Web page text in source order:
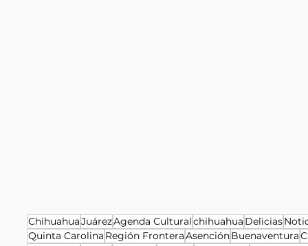
ChihuahuaJuárezAgenda Culturalchihuahua Delicias
Quinta Carolina Región FronteraAsenciónBuenaventura